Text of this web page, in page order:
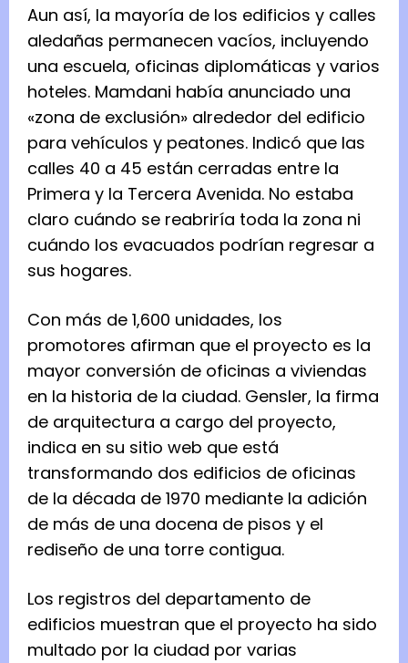
Aun así, la mayoría de los edificios y calles
aledañas permanecen vacíos, incluyendo
una escuela, oficinas diplomáticas y varios
hoteles. Mamdani había anunciado una
«zona de exclusión» alrededor del edificio
para vehículos y peatones. Indicó que las
calles 40 a 45 están cerradas entre la
Primera y la Tercera Avenida. No estaba
claro cuándo se reabriría toda la zona ni
cuándo los evacuados podrían regresar a
sus hogares.
Con más de 1,600 unidades, los
promotores afirman que el proyecto es la
mayor conversión de oficinas a viviendas
en la historia de la ciudad. Gensler, la firma
de arquitectura a cargo del proyecto,
indica en su sitio web que está
transformando dos edificios de oficinas
de la década de 1970 mediante la adición
de más de una docena de pisos y el
rediseño de una torre contigua.
Los registros del departamento de
edificios muestran que el proyecto ha sido
multado por la ciudad por varias